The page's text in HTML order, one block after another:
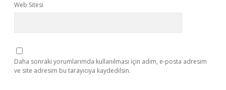
Web Sitesi
Daha sonraki yorumlarımda kullanılması için adım, e-posta adresim
ve site adresim bu tarayıcıya kaydedilsin.